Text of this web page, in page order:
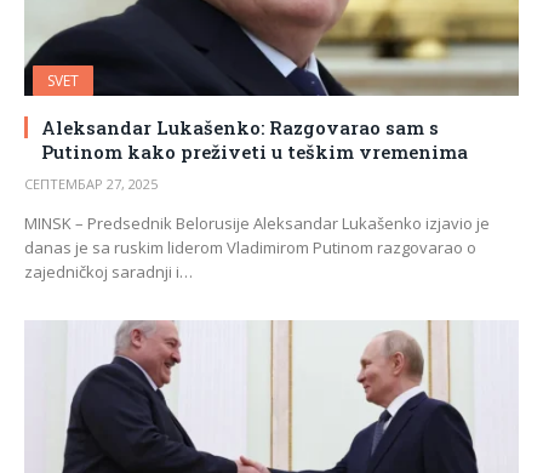
SVET
Aleksandar Lukašenko: Razgovarao sam s
Putinom kako preživeti u teškim vremenima
СЕПТЕМБАР 27, 2025
MINSK – Predsednik Belorusije Aleksandar Lukašenko izjavio je
danas je sa ruskim liderom Vladimirom Putinom razgovarao o
zajedničkoj saradnji i…